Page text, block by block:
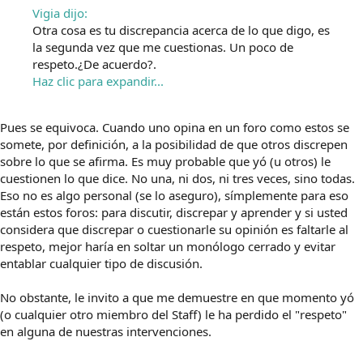
Vigia dijo:
Otra cosa es tu discrepancia acerca de lo que digo, es
la segunda vez que me cuestionas. Un poco de
respeto.¿De acuerdo?.
Haz clic para expandir...
Pues se equivoca. Cuando uno opina en un foro como estos se
somete, por definición, a la posibilidad de que otros discrepen
sobre lo que se afirma. Es muy probable que yó (u otros) le
cuestionen lo que dice. No una, ni dos, ni tres veces, sino todas.
Eso no es algo personal (se lo aseguro), símplemente para eso
están estos foros: para discutir, discrepar y aprender y si usted
considera que discrepar o cuestionarle su opinión es faltarle al
respeto, mejor haría en soltar un monólogo cerrado y evitar
entablar cualquier tipo de discusión.
No obstante, le invito a que me demuestre en que momento yó
(o cualquier otro miembro del Staff) le ha perdido el "respeto"
en alguna de nuestras intervenciones.